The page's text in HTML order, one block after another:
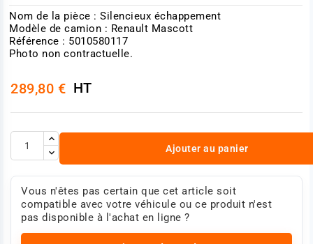
Nom de la pièce : Silencieux échappement
Modèle de camion : Renault Mascott
Référence : 5010580117
Photo non contractuelle.
289,80 € HT
Ajouter au panier
Vous n'êtes pas certain que cet article soit
compatible avec votre véhicule ou ce produit n'est
pas disponible à l'achat en ligne ?